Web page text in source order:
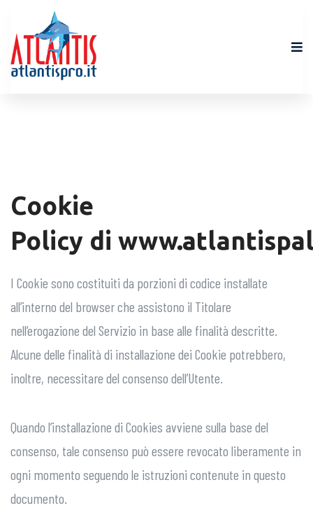
Cookie
Policy di
I Cookie sono costituiti da porzioni di codice installate
all’interno del browser che assistono il Titolare
nell’erogazione del Servizio in base alle finalità descritte.
Alcune delle finalità di installazione dei Cookie potrebbero,
inoltre, necessitare del consenso dell’Utente.
Quando l’installazione di Cookies avviene sulla base del
consenso, tale consenso può essere revocato liberamente in
ogni momento seguendo le istruzioni contenute in questo
documento.